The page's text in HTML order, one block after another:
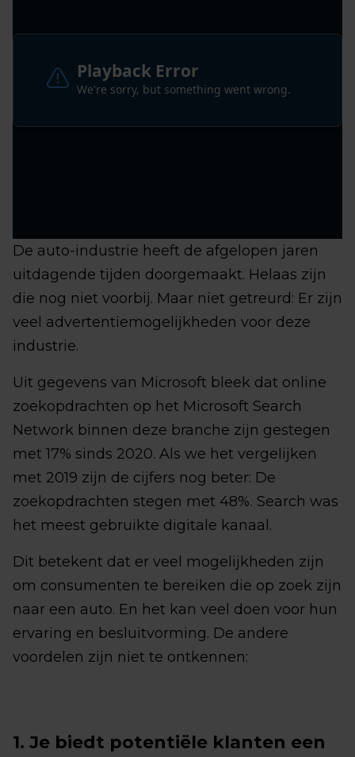
De auto-industrie heeft de afgelopen jaren
uitdagende tijden doorgemaakt. Helaas zijn
die nog niet voorbij. Maar niet getreurd: Er zijn
veel advertentiemogelijkheden voor deze
industrie.
Uit gegevens van Microsoft bleek dat online
zoekopdrachten op het Microsoft Search
Network binnen deze branche zijn gestegen
met 17% sinds 2020. Als we het vergelijken
met 2019 zijn de cijfers nog beter: De
zoekopdrachten stegen met 48%. Search was
het meest gebruikte digitale kanaal.
Dit betekent dat er veel mogelijkheden zijn
om consumenten te bereiken die op zoek zijn
naar een auto. En het kan veel doen voor hun
ervaring en besluitvorming. De andere
voordelen zijn niet te ontkennen:
1. Je biedt potentiële klanten een